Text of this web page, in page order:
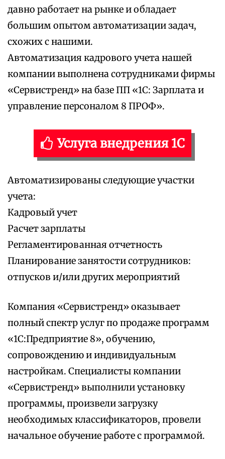
давно работает на рынке и обладает
большим опытом автоматизации задач,
схожих с нашими.
Автоматизация кадрового учета нашей
компании выполнена сотрудниками фирмы
«Сервистренд» на базе ПП «1С: Зарплата и
управление персоналом 8 ПРОФ».
Услуга внедрения 1С
Автоматизированы следующие участки
учета:
Кадровый учет
Расчет зарплаты
Регламентированная отчетность
Планирование занятости сотрудников:
отпусков и/или других мероприятий
Компания «Сервистренд» оказывает
полный спектр услуг по продаже программ
«1С:Предприятие 8», обучению,
сопровождению и индивидуальным
настройкам. Специалисты компании
«Сервистренд» выполнили установку
программы, произвели загрузку
необходимых классификаторов, провели
начальное обучение работе с программой.